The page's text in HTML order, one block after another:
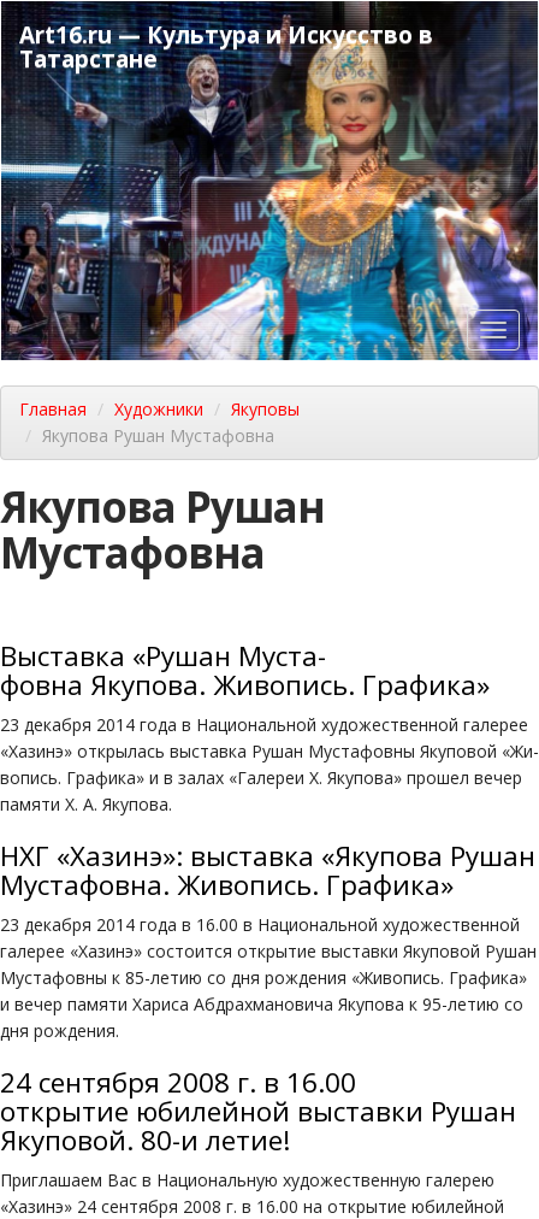
Перейти
к
основному
содержанию
Art16.ru — Культура и Искусство в
Татарстане
Главная Художники
Якуповы
Якупова Рушан Мустафовна
Якупова Рушан
Мустафовна
Вы­став­ка «Ру­шан Му­ста­
фов­на Яку­по­ва. Жи­во­пись. Гра­фи­ка»
23 де­каб­ря 2014 года в На­ци­о­наль­ной ху­до­же­ствен­ной га­ле­рее
«Ха­зинэ» открылась вы­став­ка Ру­шан Му­ста­фов­ны Яку­по­вой «Жи­
во­пись. Гра­фи­ка» и в за­лах «Га­ле­реи Х. Яку­по­ва» прошел ве­чер
па­мя­ти Х. А. Яку­по­ва.
НХГ «Хазинэ»: выставка «Якупова Рушан
Мустафовна. Живопись. Графика»
23 декабря 2014 года в 16.00 в Национальной художественной
галерее «Хазинэ» состоится открытие выставки Якуповой Рушан
Мустафовны к 85-летию со дня рождения «Живопись. Графика»
и вечер памяти Хариса Абдрахмановича Якупова к 95-летию со
дня рождения.
24 сентября 2008 г. в 16.00
открытие юбилейной выставки Рушан
Якуповой. 80-и летие!
Приглашаем Вас в Национальную художественную галерею
«Хазинэ» 24 сентября 2008 г. в 16.00 на открытие юбилейной